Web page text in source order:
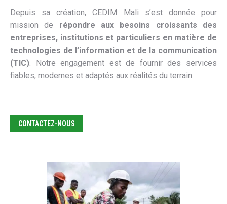
Depuis sa création, CEDIM Mali s’est donnée pour
mission de répondre aux besoins croissants des
entreprises, institutions et particuliers en matière de
technologies de l’information et de la communication
(TIC). Notre engagement est de fournir des services
fiables, modernes et adaptés aux réalités du terrain.
CONTACTEZ-NOUS